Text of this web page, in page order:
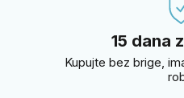
15 dana
Kupujte bez brige,